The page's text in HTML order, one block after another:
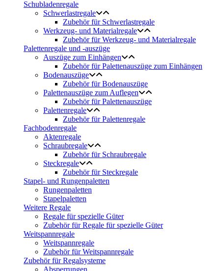
Schubladenregale
Schwerlastregale
Zubehör für Schwerlastregale
Werkzeug- und Materialregale
Zubehör für Werkzeug- und Materialregale
Palettenregale und -auszüge
Auszüge zum Einhängen
Zubehör für Palettenauszüge zum Einhängen
Bodenauszüge
Zubehör für Bodenauszüge
Palettenauszüge zum Auflegen
Zubehör für Palettenauszüge
Palettenregale
Zubehör für Palettenregale
Fachbodenregale
Aktenregale
Schraubregale
Zubehör für Schraubregale
Steckregale
Zubehör für Steckregale
Stapel- und Rungenpaletten
Rungenpaletten
Stapelpaletten
Weitere Regale
Regale für spezielle Güter
Zubehör für Regale für spezielle Güter
Weitspannregale
Weitspannregale
Zubehör für Weitspannregale
Zubehör für Regalsysteme
Absperrungen